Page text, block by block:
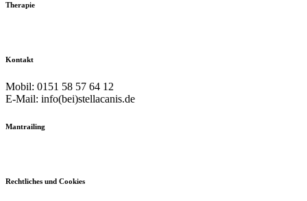
Therapie
Kontakt
Mobil: 0151 58 57 64 12
E-Mail: info(bei)stellacanis.de
Mantrailing
Rechtliches und Cookies